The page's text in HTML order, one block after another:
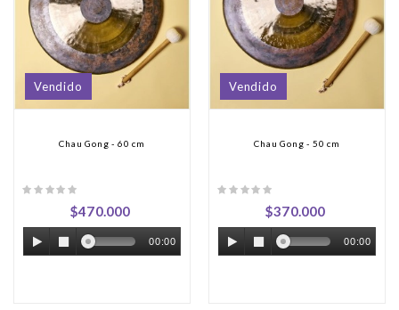
Vendido
Chau Gong - 60 cm
$470.000
00:00
Vendido
Chau Gong - 50 cm
$370.000
00:00